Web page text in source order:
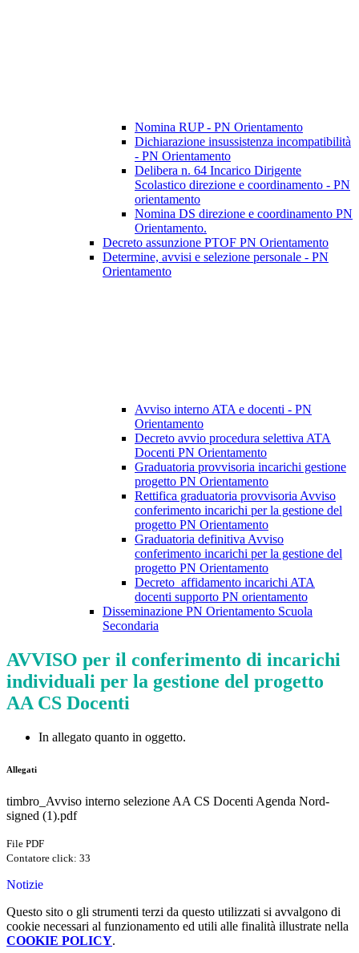
Nomina RUP - PN Orientamento
Dichiarazione insussistenza incompatibilità
- PN Orientamento
Delibera n. 64 Incarico Dirigente
Scolastico direzione e coordinamento - PN
orientamento
Nomina DS direzione e coordinamento PN
Orientamento.
Decreto assunzione PTOF PN Orientamento
Determine, avvisi e selezione personale - PN
Orientamento
Avviso interno ATA e docenti - PN
Orientamento
Decreto avvio procedura selettiva ATA
Docenti PN Orientamento
Graduatoria provvisoria incarichi gestione
progetto PN Orientamento
Rettifica graduatoria provvisoria Avviso
conferimento incarichi per la gestione del
progetto PN Orientamento
Graduatoria definitiva Avviso
conferimento incarichi per la gestione del
progetto PN Orientamento
Decreto_affidamento incarichi ATA
docenti supporto PN orientamento
Disseminazione PN Orientamento Scuola
Secondaria
AVVISO per il conferimento di incarichi
individuali per la gestione del progetto
AA CS Docenti
In allegato quanto in oggetto.
Allegati
timbro_Avviso interno selezione AA CS Docenti Agenda Nord-
signed (1).pdf
File PDF
Contatore click: 33
Notizie
Questo sito o gli strumenti terzi da questo utilizzati si avvalgono di
cookie necessari al funzionamento ed utili alle finalità illustrate nella
COOKIE POLICY.